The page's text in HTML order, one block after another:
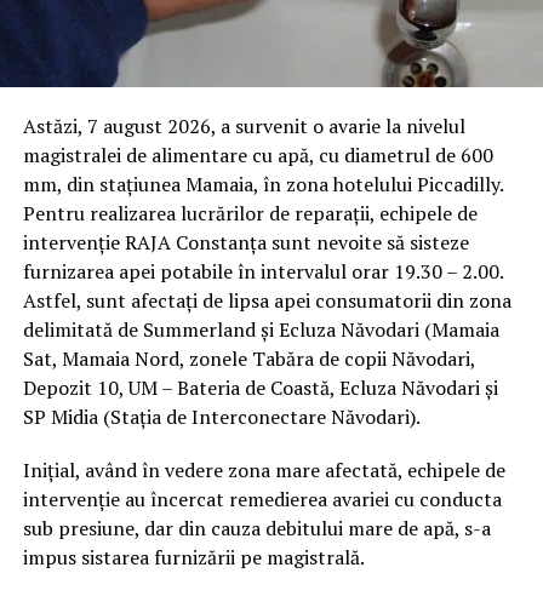
Astăzi, 7 august 2026, a survenit o avarie la nivelul
magistralei de alimentare cu apă, cu diametrul de 600
mm, din stațiunea Mamaia, în zona hotelului Piccadilly.
Pentru realizarea lucrărilor de reparații, echipele de
intervenție RAJA Constanța sunt nevoite să sisteze
furnizarea apei potabile în intervalul orar 19.30 – 2.00.
Astfel, sunt afectați de lipsa apei consumatorii din zona
delimitată de Summerland și Ecluza Năvodari (Mamaia
Sat, Mamaia Nord, zonele Tabăra de copii Năvodari,
Depozit 10, UM – Bateria de Coastă, Ecluza Năvodari și
SP Midia (Stația de Interconectare Năvodari).
Inițial, având în vedere zona mare afectată, echipele de
intervenție au încercat remedierea avariei cu conducta
sub presiune, dar din cauza debitului mare de apă, s-a
impus sistarea furnizării pe magistrală.